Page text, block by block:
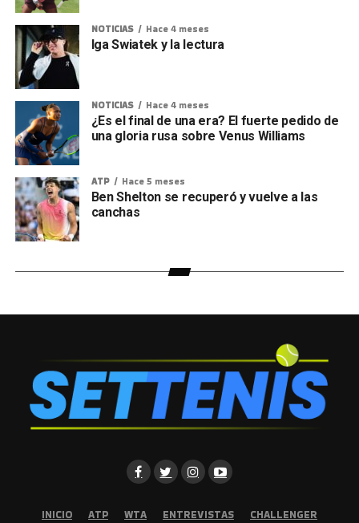
NOTICIAS Hace 4 meses
Iga Swiatek y la lectura
NOTICIAS Hace 4 meses
¿Es el final de una era? El fuerte pedido de
una gloria rusa sobre Venus Williams
ATP Hace 5 meses
Ben Shelton se recuperó y vuelve a las
canchas
INICIO ATP WTA ENTREVISTAS CHALLENGER